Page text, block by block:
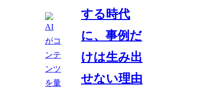
する時代
に、事例だ
けは生み出
せない理由